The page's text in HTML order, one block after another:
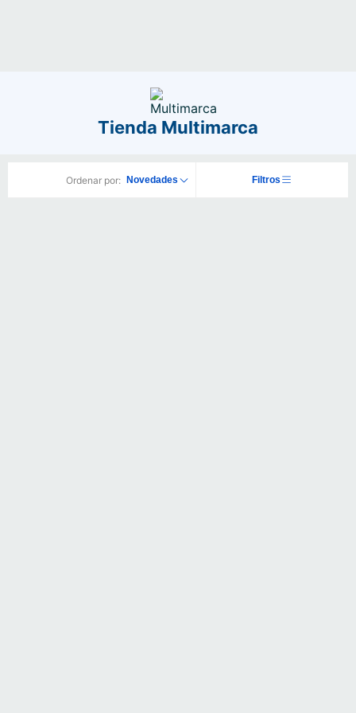
Tienda Multimarca
Ordenar por: Novedades Filtros